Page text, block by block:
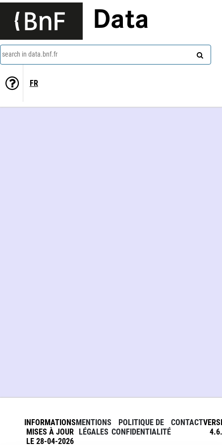
Data
search in data.bnf.fr
FR
INFORMATIONS
MISES À JOUR
LE 28-04-2026
MENTIONS
LÉGALES
POLITIQUE DE
CONFIDENTIALITÉ
CONTACT